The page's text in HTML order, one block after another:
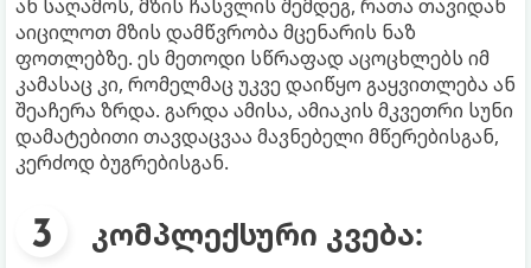
ან საღამოს, მზის ჩასვლის შემდეგ, რათა თავიდან
აიცილოთ მზის დამწვრობა მცენარის ნაზ
ფოთლებზე. ეს მეთოდი სწრაფად აცოცხლებს იმ
კამასაც კი, რომელმაც უკვე დაიწყო გაყვითლება ან
შეაჩერა ზრდა. გარდა ამისა, ამიაკის მკვეთრი სუნი
დამატებითი თავდაცვაა მავნებელი მწერებისგან,
კერძოდ ბუგრებისგან.
კომპლექსური კვება: